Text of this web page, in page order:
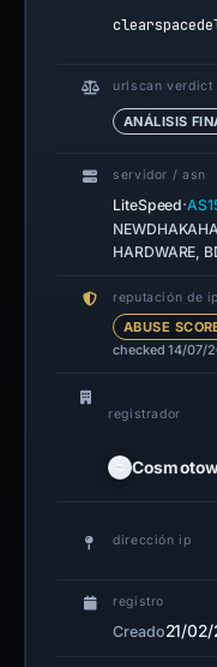
urlscan verdict
ANÁLISIS
servidor / asn
LiteSpeed·
HARDWARE,
reputación de ip
ABUSE
checked 14/07/
registrador
dirección ip
registro
Creado21/